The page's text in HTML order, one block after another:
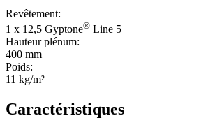
Revêtement:
1 x 12,5 Gyptone® Line 5
Hauteur plénum:
400 mm
Poids:
11 kg/m²
Caractéristiques